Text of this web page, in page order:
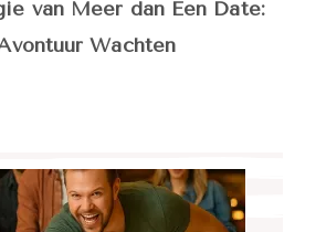
van Meer dan Een Date:
Wachten